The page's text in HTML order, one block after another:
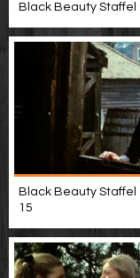
Black Beauty Staffel
Black Beauty Staffel
15